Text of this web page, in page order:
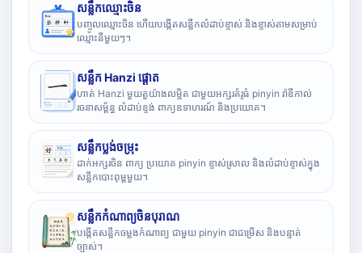
សន្លឹកឈ្មោះចិន
បញ្ចូលឈ្មោះចិន ហើយបង្កើតសន្លឹកលំដាប់ខ្ទាស់ និងខ្ទាស់តាមសម្រាប់
ឈ្មោះនីមួយៗ។
សន្លឹក Hanzi ផ្តោត
ហាត់ Hanzi មួយតួយ៉ាងលម្អិត ជាមួយអក្សរគំរូធំ pinyin រ៉ាឌីកាល់
រចនាសម្ព័ន្ធ លំដាប់ខ្ទង់ ពាក្យឧទាហរណ៍ និងប្រយោគ។
សន្លឹកប្លង់ចម្រុះ
ដាក់អក្សរចិន ពាក្យ ប្រយោគ pinyin ខ្ទាស់ស្រាល និងលំដាប់ខ្ទាស់ក្នុង
សន្លឹកបោះពុម្ពមួយ។
សន្លឹកកំណាព្យចិនបុរាណ
បង្កើតសន្លឹកចម្លងកំណាព្យ ជាមួយ pinyin ជាជម្រើស និងបន្ទាត់
ច្បាស់។